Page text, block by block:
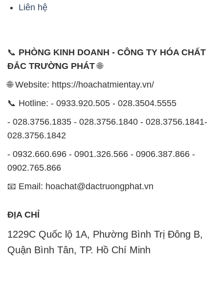
ĐẮC TRƯỜNG PHÁT
- 028.3756.1835 - 028.3756.1840 - 028.3756.1841-
0902.765.866
📧 Email: hoachat@dactruongphat.vn
ĐỊA CHỈ
1229C Quốc lộ 1A, Phường Bình Trị Đông B,
Quận Bình Tân, TP. Hồ Chí Minh
CÔNG TY XNK TM SX HÓA CHẤT ĐẮC TRƯỜNG
PHÁT